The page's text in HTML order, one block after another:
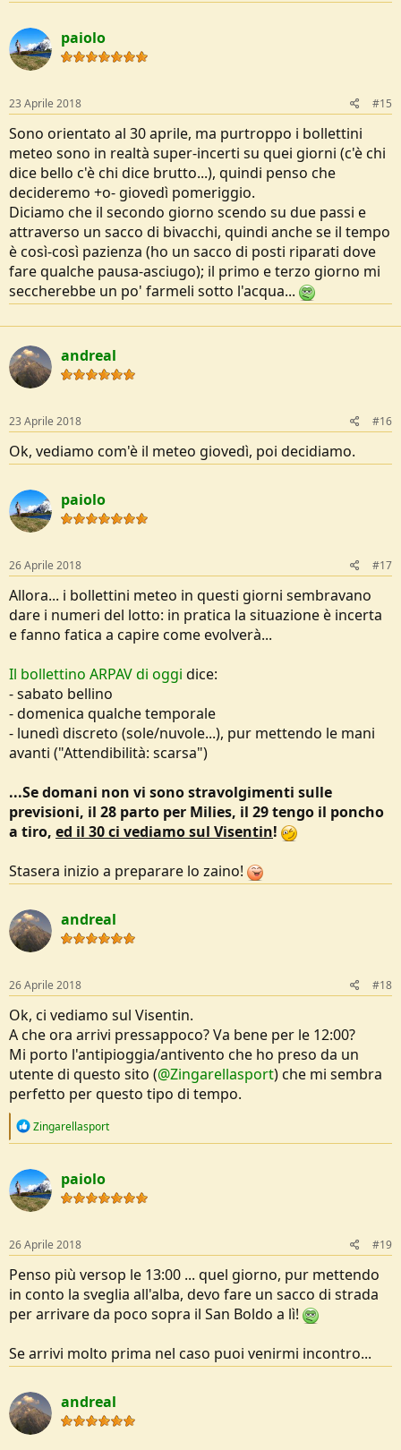
paiolo
23 Aprile 2018 #15
Sono orientato al 30 aprile, ma purtroppo i bollettini
meteo sono in realtà super-incerti su quei giorni (c'è chi
dice bello c'è chi dice brutto...), quindi penso che
decideremo +o- giovedì pomeriggio.
Diciamo che il secondo giorno scendo su due passi e
attraverso un sacco di bivacchi, quindi anche se il tempo
è così-così pazienza (ho un sacco di posti riparati dove
fare qualche pausa-asciugo); il primo e terzo giorno mi
seccherebbe un po' farmeli sotto l'acqua...
andreal
23 Aprile 2018 #16
Ok, vediamo com'è il meteo giovedì, poi decidiamo.
paiolo
26 Aprile 2018 #17
Allora... i bollettini meteo in questi giorni sembravano
dare i numeri del lotto: in pratica la situazione è incerta
e fanno fatica a capire come evolverà...
Il bollettino ARPAV di oggi dice:
- sabato bellino
- domenica qualche temporale
- lunedì discreto (sole/nuvole...), pur mettendo le mani
avanti ("Attendibilità: scarsa")
...Se domani non vi sono stravolgimenti sulle
previsioni, il 28 parto per Milies, il 29 tengo il poncho
a tiro, ed il 30 ci vediamo sul Visentin!
Stasera inizio a preparare lo zaino!
andreal
26 Aprile 2018 #18
Ok, ci vediamo sul Visentin.
A che ora arrivi pressappoco? Va bene per le 12:00?
Mi porto l'antipioggia/antivento che ho preso da un
utente di questo sito (@Zingarellasport) che mi sembra
perfetto per questo tipo di tempo.
R
c
t
i
o
s
:
Zingarellasport
paiolo
26 Aprile 2018 #19
Penso più versop le 13:00 ... quel giorno, pur mettendo
in conto la sveglia all'alba, devo fare un sacco di strada
per arrivare da poco sopra il San Boldo a lì!
Se arrivi molto prima nel caso puoi venirmi incontro...
andreal